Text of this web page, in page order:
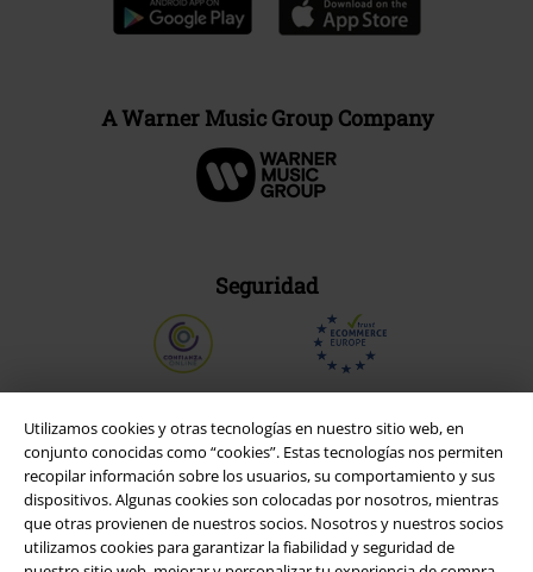
Utilizamos cookies y otras tecnologías en nuestro sitio web, en
conjunto conocidas como “cookies”. Estas tecnologías nos permiten
recopilar información sobre los usuarios, su comportamiento y sus
dispositivos. Algunas cookies son colocadas por nosotros, mientras
que otras provienen de nuestros socios. Nosotros y nuestros socios
utilizamos cookies para garantizar la fiabilidad y seguridad de
A Warner Music Group Company
Seguridad